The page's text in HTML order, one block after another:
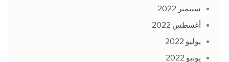
سبتمبر 2022
أغسطس 2022
يوليو 2022
يونيو 2022